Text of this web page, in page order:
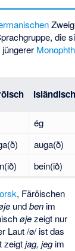
die
Isländisch
ég
auga(ð)
bein(ið)
, Färöischen
undben im
øjezeigt nur
Laut /ø/ ist das
zeigtjag, jegim